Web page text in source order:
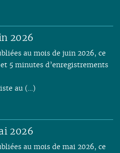
2026
au mois de juin 2026, ce
5 minutes d’enregistrements
au (…)
2026
au mois de mai 2026, ce